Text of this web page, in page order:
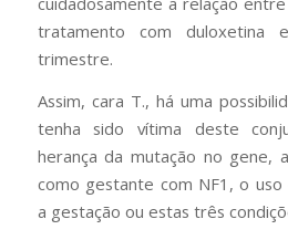
tratamento com duloxetina
trimestre.
Assim, cara T., há uma
tenha sido vítima deste
herança da mutação no gene,
como gestante com NF1, o
a gestação ou estas três